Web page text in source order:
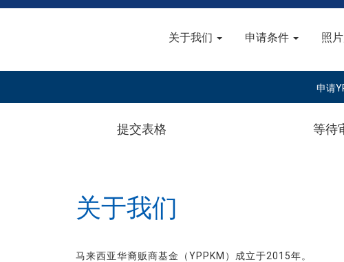
关于我们 申请条件 照
申请
提交表格 等待
关于我们
马来西亚华裔贩商基金（YPPKM）成立于2015年。